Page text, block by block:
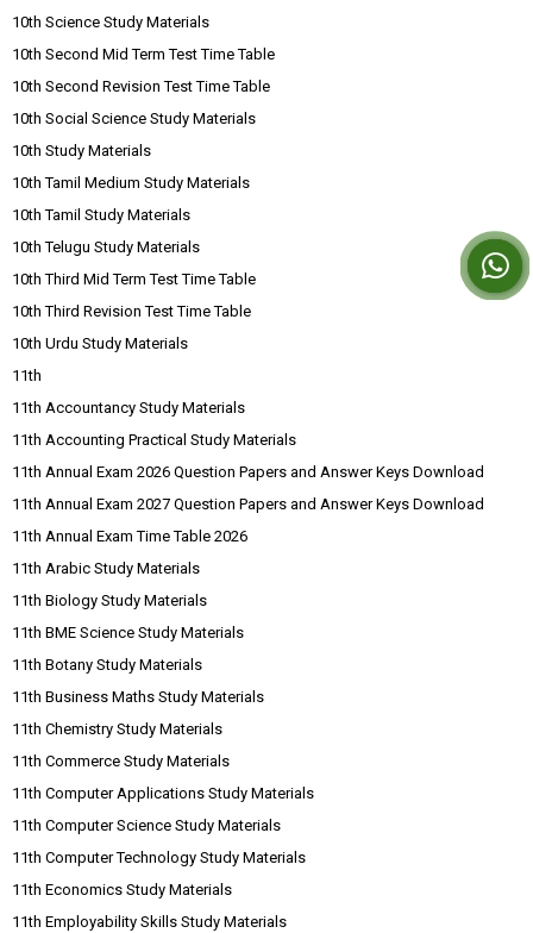
10th Science Study Materials
10th Second Mid Term Test Time Table
10th Second Revision Test Time Table
10th Social Science Study Materials
10th Study Materials
10th Tamil Medium Study Materials
10th Tamil Study Materials
10th Telugu Study Materials
10th Third Mid Term Test Time Table
10th Third Revision Test Time Table
10th Urdu Study Materials
11th
11th Accountancy Study Materials
11th Accounting Practical Study Materials
11th Annual Exam 2026 Question Papers and Answer Keys Download
11th Annual Exam 2027 Question Papers and Answer Keys Download
11th Annual Exam Time Table 2026
11th Arabic Study Materials
11th Biology Study Materials
11th BME Science Study Materials
11th Botany Study Materials
11th Business Maths Study Materials
11th Chemistry Study Materials
11th Commerce Study Materials
11th Computer Applications Study Materials
11th Computer Science Study Materials
11th Computer Technology Study Materials
11th Economics Study Materials
11th Employability Skills Study Materials